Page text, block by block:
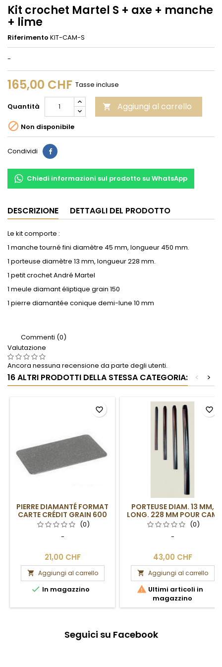
Kit crochet Martel S + axe + manche
+ lime
Riferimento KIT-CAM-S
-
165,00 CHF Tasse incluse
Quantità  Aggiungi al carrello
 Non disponibile
Condividi Condividi
Chiedi informazioni sul prodotto su WhatsApp
DESCRIZIONE DETTAGLI DEL PRODOTTO
Le kit comporte :
1 manche tourné fini diamètre 45 mm, longueur 450 mm.
1 porteuse diamètre 13 mm, longueur 228 mm.
1 petit crochet André Martel
1 meule diamant éliptique grain 150
1 pierre diamantée conique demi-lune 10 mm
Commenti (0)
Valutazione
Ancora nessuna recensione da parte degli utenti.
16 ALTRI PRODOTTI DELLA STESSA CATEGORIA: >
<
PIERRE DIAMANTÉ FORMAT
CARTE CRÉDIT GRAIN 600
(0)
-
21,00 CHF
 Aggiungi al carrello
 In magazzino
favorite_border
PORTEUSE DIAM. 13 MM,
LONG. 228 MM POUR CAM
6 MM, 1 (0)
-
43,00 CHF
 Aggiungi al carrello
 Ultimi articoli in
magazzino
favorite_border
Seguici su Facebook